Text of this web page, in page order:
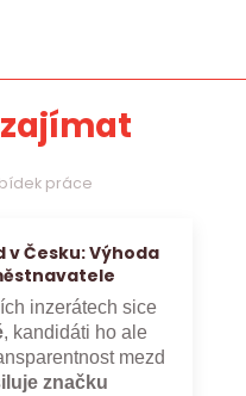
zajímat
práce
Česku: Výhoda
inzerátech sice
, kandidáti ho ale
mezd
značku